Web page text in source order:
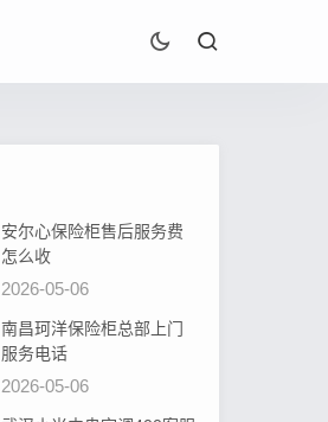
安尔心保险柜售后服务费
怎么收
2026-05-06
南昌珂洋保险柜总部上门
服务电话
2026-05-06